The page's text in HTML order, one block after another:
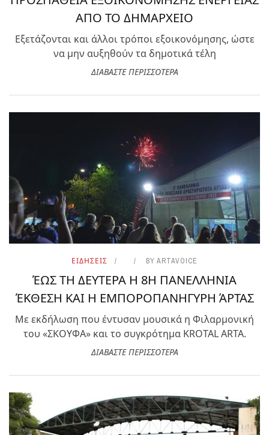
ΑΠΟ ΤΟ ΔΗΜΑΡΧΕΙΟ
Εξετάζονται και άλλοι τρόποι εξοικονόμησης, ώστε
να μην αυξηθούν τα δημοτικά τέλη
ΔΙΑΒΑΣΤΕ ΠΕΡΙΣΣΟΤΕΡΑ
ΕΙΔΗΣΕΙΣ BY ARTAVOICE
ΈΩΣ ΤΗ ΔΕΥΤΕΡΑ Η 8Η ΠΑΝΕΛΛΗΝΙΑ
ΈΚΘΕΣΗ ΚΑΙ Η ΕΜΠΟΡΟΠΑΝΗΓΥΡΗ ΆΡΤΑΣ
Με εκδήλωση που έντυσαν μουσικά η Φιλαρμονική
του «ΣΚΟΥΦΑ» και το συγκρότημα KROTAL ARTA.
ΔΙΑΒΑΣΤΕ ΠΕΡΙΣΣΟΤΕΡΑ